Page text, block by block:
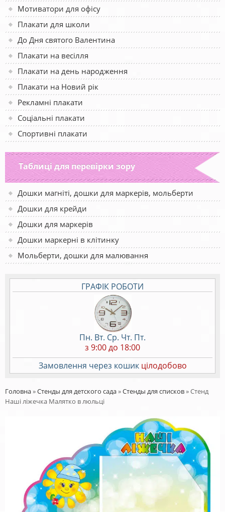
Мотиватори для офісу
Плакати для школи
До Дня святого Валентина
Плакати на весілля
Плакати на день народження
Плакати на Новий рік
Рекламні плакати
Соціальні плакати
Спортивні плакати
Таблиці для перевірки зору
Дошки магніті, дошки для маркерів, мольберти
Дошки для крейди
Дошки для маркерів
Дошки маркерні в клітинку
Мольберти, дошки для малювання
ГРАФІК РОБОТИ
Пн. Вт. Ср. Чт. Пт.
з 9:00 до 18:00
Замовлення через кошик цілодобово
Головна»Стенды для детского сада»Стенды для списков»Стенд
Наші ліжечка Малятко в люльці